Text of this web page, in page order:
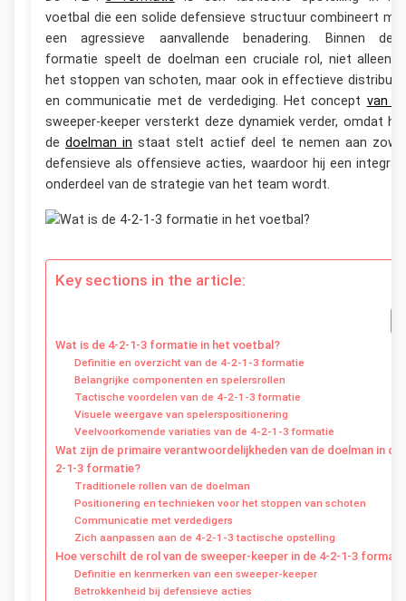
voetbal die een solide defensieve structuur combineert
een agressieve aanvallende benadering. Binnen
formatie speelt de doelman een cruciale rol, niet alleen
het stoppen van schoten, maar ook in effectieve
en communicatie met de verdediging. Het concept van
sweeper-keeper versterkt deze dynamiek verder, omdat
dedoelman in staat stelt actief deel te nemen aan
defensieve als offensieve acties, waardoor hij een
onderdeel van de strategie van het team wordt.
Key sections in the article:
Wat is de 4-2-1-3 formatie in het voetbal?
Definitie en overzicht van de 4-2-1-3 formatie
Belangrijke componenten en spelersrollen
Tactische voordelen van de 4-2-1-3 formatie
Visuele weergave van spelerspositionering
Veelvoorkomende variaties van de 4-2-1-3 formatie
Wat zijn de primaire verantwoordelijkheden van de doelman in de
2-1-3 formatie?
Traditionele rollen van de doelman
Positionering en technieken voor het stoppen van schoten
Communicatie met verdedigers
Zich aanpassen aan de 4-2-1-3 tactische opstelling
Hoe verschilt de rol van de sweeper-keeper in de 4-2-1-3
Definitie en kenmerken van een sweeper-keeper
Betrokkenheid bij defensieve acties